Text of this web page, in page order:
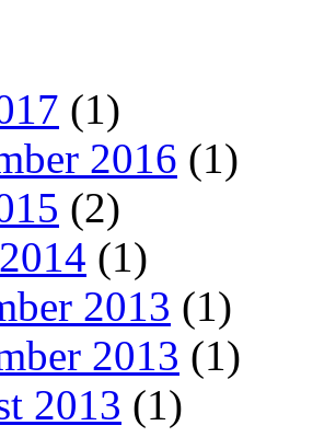
(1)
2016 (1)
(2)
(1)
2013 (1)
2013 (1)
2013 (1)